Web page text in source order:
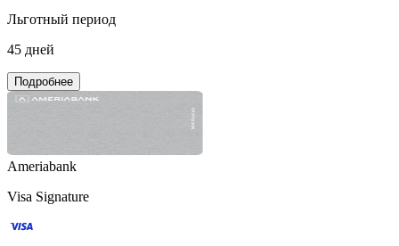
Льготный период
45 дней
Подробнее
Ameriabank
Visa Signature